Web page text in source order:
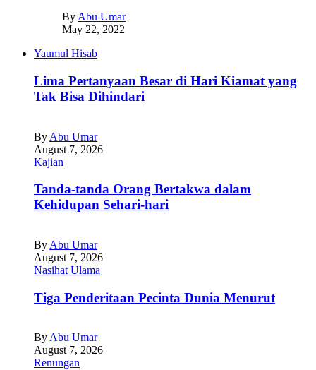
By Abu Umar
May 22, 2022
Yaumul Hisab
Lima Pertanyaan Besar di Hari Kiamat yang
Tak Bisa Dihindari
By Abu Umar
August 7, 2026
Kajian
Tanda-tanda Orang Bertakwa dalam
Kehidupan Sehari-hari
By Abu Umar
August 7, 2026
Nasihat Ulama
Tiga Penderitaan Pecinta Dunia Menurut
ByAbu Umar
August 7, 2026
Renungan